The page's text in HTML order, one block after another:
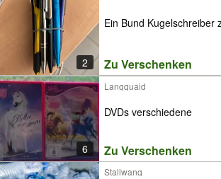
2
Ein Bund Kugelschreiber
Zu Verschenken
6
Langquaid
DVDs verschiedene
Zu Verschenken
Stallwang